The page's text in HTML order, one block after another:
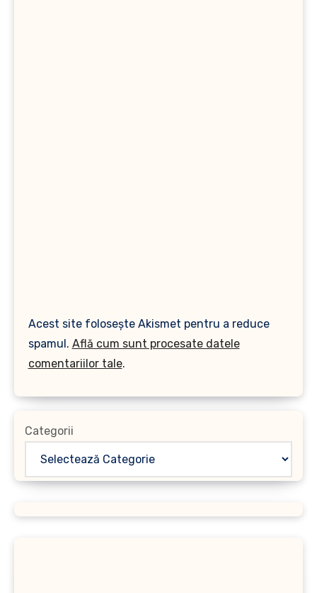
Acest site folosește Akismet pentru a reduce
spamul. Află cum sunt procesate datele
comentariilor tale.
Categorii